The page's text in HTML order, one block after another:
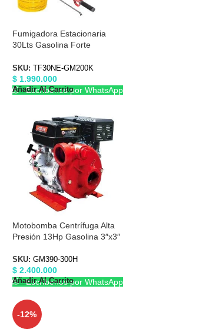
Fumigadora Estacionaria
30Lts Gasolina Forte
SKU: TF30NE-GM200K
$1.990.000
Añadir Al Carrito
Escríbenos por WhatsApp
Motobomba Centrífuga Alta
Presión 13Hp Gasolina 3″x3″
SKU: GM390-300H
$2.400.000
Añadir Al Carrito
Escríbenos por WhatsApp
-12%